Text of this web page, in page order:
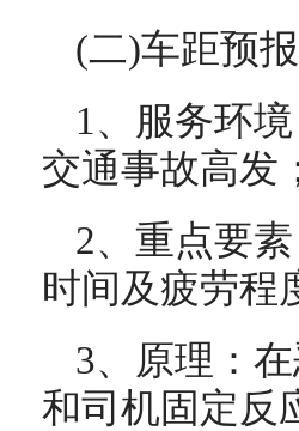
(二)车距预报
1、服务环
交通事故高发
2、重点要
时间及疲劳程
3、原理：
和司机固定反